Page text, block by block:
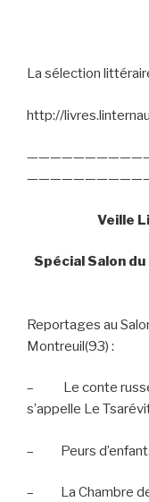
La sélection
http://
Veille
Spécial Salon
Reportages au
Montreuil(93) :
–
Le conte
s’appelle Le
– Peurs
– La Chambre